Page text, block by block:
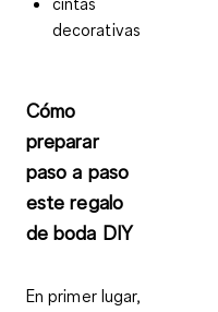
decorativas
Cómo
preparar
paso a paso
este regalo
de boda DIY
En primer lugar,